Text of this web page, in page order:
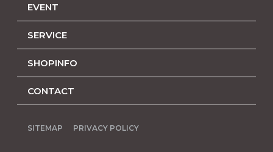
EVENT
SERVICE
SHOPINFO
CONTACT
SITEMAP PRIVACY POLICY